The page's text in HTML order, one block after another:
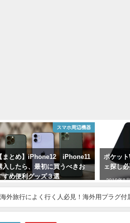
SIMカード・ポケットWiFi
ケットWifiは本当に便利。カフ
探し必要なし？外出必需品
年8月24日
[2023年]
を買う
シェパ
外旅行によく行く人必見！海外用プラグ付